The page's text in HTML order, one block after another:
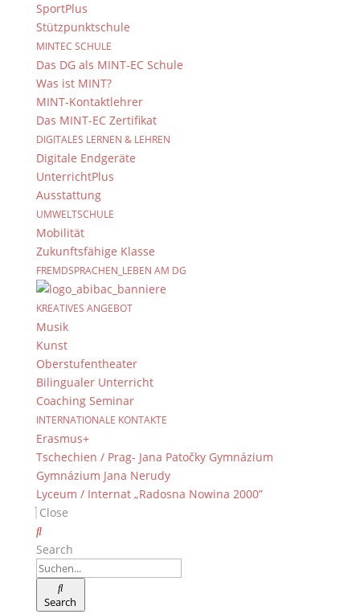
SportPlus
Stützpunktschule
MINTEC SCHULE
Das DG als MINT-EC Schule
Was ist MINT?
MINT-Kontaktlehrer
Das MINT-EC Zertifikat
DIGITALES LERNEN & LEHREN
Digitale Endgeräte
UnterrichtPlus
Ausstattung
UMWELTSCHULE
Mobilität
Zukunftsfähige Klasse
FREMDSPRACHEN_LEBEN AM DG
KREATIVES ANGEBOT
Musik
Kunst
Oberstufentheater
Bilingualer Unterricht
Coaching Seminar
INTERNATIONALE KONTAKTE
Erasmus+
Tschechien / Prag- Jana Patočky Gymnázium
Gymnázium Jana Nerudy
Lyceum / Internat „Radosna Nowina 2000”
Close
Search
Search